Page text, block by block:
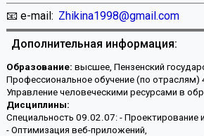
📧 e-mail: Zhikina1998@gmail.com
Дополнительная информация:
Образование: высшее, Пензенский
Профессиональное обучение (по отраслям)
Управление человеческими ресурсами в
Дисциплины:
Специальность 09.02.07: - Проектирование
- Оптимизация веб-приложений,